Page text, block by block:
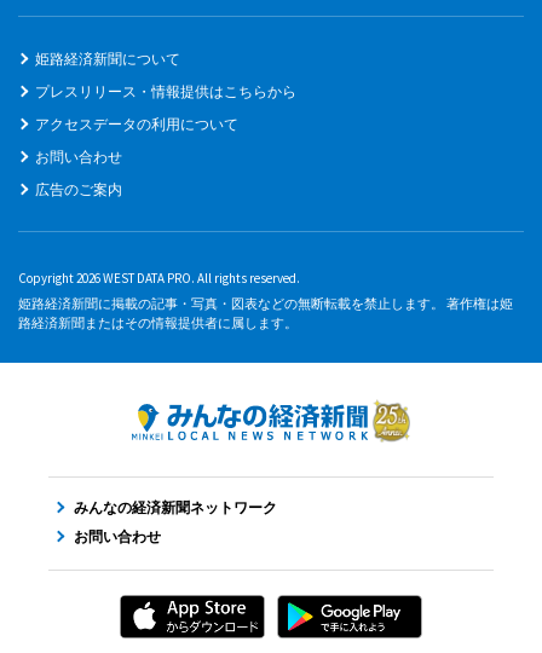
姫路経済新聞について
プレスリリース・情報提供はこちらから
アクセスデータの利用について
お問い合わせ
広告のご案内
Copyright 2026 WEST DATA PRO. All rights reserved.
姫路経済新聞に掲載の記事・写真・図表などの無断転載を禁止します。 著作権は姫
路経済新聞またはその情報提供者に属します。
みんなの経済新聞ネットワーク
お問い合わせ